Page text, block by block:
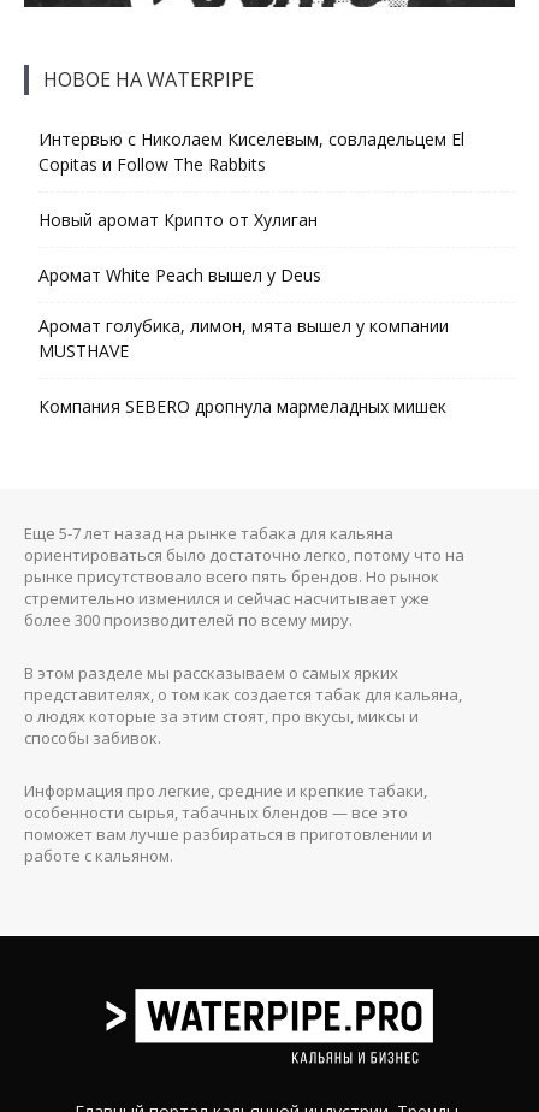
НОВОЕ НА WATERPIPE
Интервью с Николаем Киселевым, совладельцем El
Copitas и Follow The Rabbits
Новый аромат Крипто от Хулиган
Аромат White Peach вышел у Deus
Аромат голубика, лимон, мята вышел у компании
MUSTHAVE
Компания SEBERO дропнула мармеладных мишек
Еще 5-7 лет назад на рынке табака для кальяна
ориентироваться было достаточно легко, потому что на
рынке присутствовало всего пять брендов. Но рынок
стремительно изменился и сейчас насчитывает уже
более 300 производителей по всему миру.
В этом разделе мы рассказываем о самых ярких
представителях, о том как создается табак для кальяна,
о людях которые за этим стоят, про вкусы, миксы и
способы забивок.
Информация про легкие, средние и крепкие табаки,
особенности сырья, табачных блендов — все это
поможет вам лучше разбираться в приготовлении и
работе с кальяном.